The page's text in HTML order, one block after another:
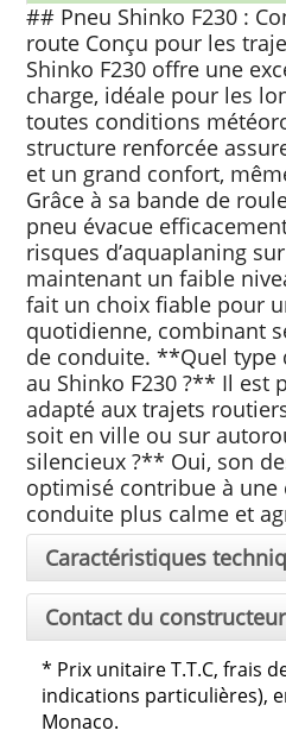
## Pneu Shinko F230 :
route Conçu pour les
Shinko F230 offre une
charge, idéale pour les
toutes conditions
structure renforcée
et un grand confort,
Grâce à sa bande de
pneu évacue
risques d’aquaplaning
maintenant un faible
fait un choix fiable pour
quotidienne, combinant
de conduite. **Quel type
au Shinko F230 ?** Il est
adapté aux trajets
soit en ville ou sur
silencieux ?** Oui, son
optimisé contribue à une
conduite plus calme et
Caractéristiques
Contact du constructeur
* Prix unitaire T.T.C, frais
indications particulières),
Monaco.